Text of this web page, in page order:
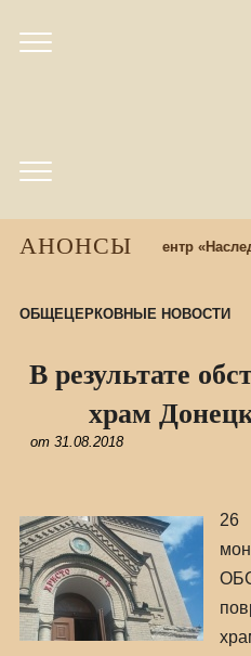
АНОНСЫ
Этнокультурный центр
ОБЩЕЦЕРКОВНЫЕ НОВОСТИ
В результате
храм
от 31.08.2018
26